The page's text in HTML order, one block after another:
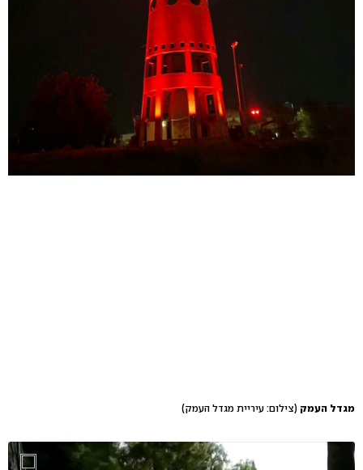
מגדל העמק (צילום: עיריית מגדל העמק)